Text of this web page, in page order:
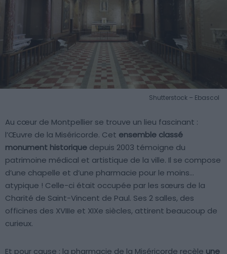
Shutterstock – Ebascol
Au cœur de Montpellier se trouve un lieu fascinant :
l’Œuvre de la Miséricorde. Cet ensemble classé
monument historique depuis 2003 témoigne du
patrimoine médical et artistique de la ville. Il se compose
d’une chapelle et d’une pharmacie pour le moins…
atypique ! Celle-ci était occupée par les sœurs de la
Charité de Saint-Vincent de Paul. Ses 2 salles, des
officines des XVIIIe et XIXe siècles, attirent beaucoup de
curieux.
Et pour cause : la pharmacie de la Miséricorde recèle une